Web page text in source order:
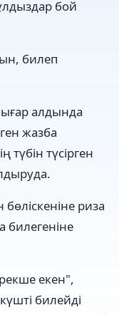
бой
билеп
алдында
жазба
түбін түсірген
риза
билегеніне
екен",
билейді